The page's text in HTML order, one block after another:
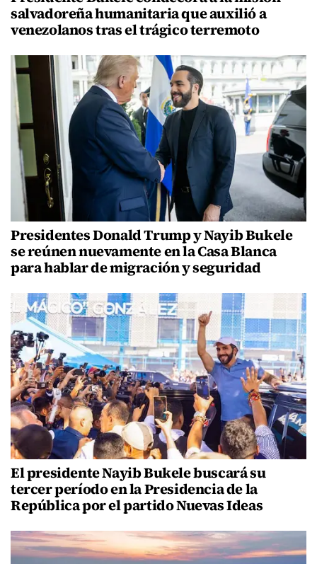
salvadoreña humanitaria que auxilió a
venezolanos tras el trágico terremoto
Presidentes Donald Trump y Nayib Bukele
se reúnen nuevamente en la Casa Blanca
para hablar de migración y seguridad
El presidente Nayib Bukele buscará su
tercer período en la Presidencia de la
República por el partido Nuevas Ideas